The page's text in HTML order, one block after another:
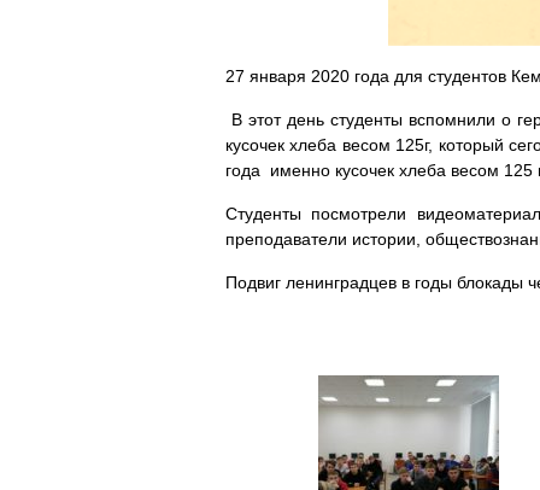
27 января 2020 года для студентов
В этот день студенты вспомнили о
кусочек хлеба весом 125г, который
года именно кусочек хлеба весом
Студенты посмотрели
преподаватели истории,
Подвиг ленинградцев в годы блокады